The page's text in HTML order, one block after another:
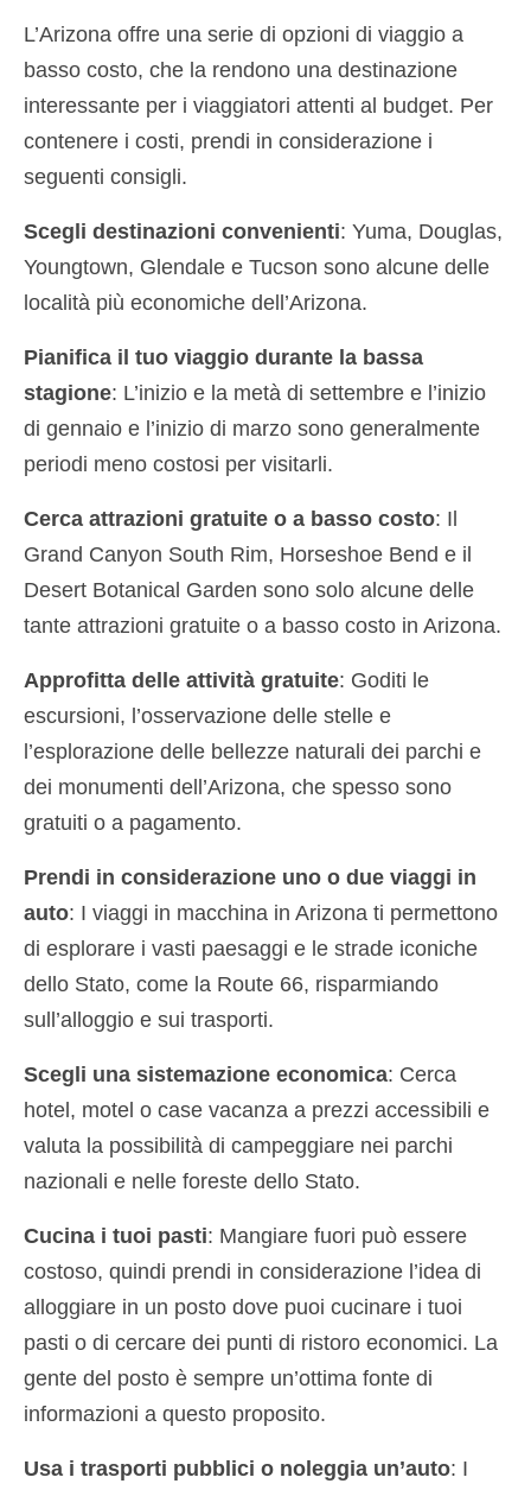
L’Arizona offre una serie di opzioni di viaggio a
basso costo, che la rendono una destinazione
interessante per i viaggiatori attenti al budget. Per
contenere i costi, prendi in considerazione i
seguenti consigli.
Scegli destinazioni convenienti: Yuma, Douglas,
Youngtown, Glendale e Tucson sono alcune delle
località più economiche dell’Arizona.
Pianifica il tuo viaggio durante la bassa
stagione: L’inizio e la metà di settembre e l’inizio
di gennaio e l’inizio di marzo sono generalmente
periodi meno costosi per visitarli.
Cerca attrazioni gratuite o a basso costo: Il
Grand Canyon South Rim, Horseshoe Bend e il
Desert Botanical Garden sono solo alcune delle
tante attrazioni gratuite o a basso costo in Arizona.
Approfitta delle attività gratuite: Goditi le
escursioni, l’osservazione delle stelle e
l’esplorazione delle bellezze naturali dei parchi e
dei monumenti dell’Arizona, che spesso sono
gratuiti o a pagamento.
Prendi in considerazione uno o due viaggi in
auto: I viaggi in macchina in Arizona ti permettono
di esplorare i vasti paesaggi e le strade iconiche
dello Stato, come la Route 66, risparmiando
sull’alloggio e sui trasporti.
Scegli una sistemazione economica: Cerca
hotel, motel o case vacanza a prezzi accessibili e
valuta la possibilità di campeggiare nei parchi
nazionali e nelle foreste dello Stato.
Cucina i tuoi pasti: Mangiare fuori può essere
costoso, quindi prendi in considerazione l’idea di
alloggiare in un posto dove puoi cucinare i tuoi
pasti o di cercare dei punti di ristoro economici. La
gente del posto è sempre un’ottima fonte di
informazioni a questo proposito.
Usa i trasporti pubblici o noleggia un’auto: I